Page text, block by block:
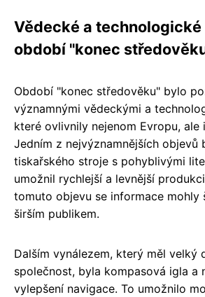
Vědecké a
období "konec
Období "konec středověku" bylo
významnými vědeckými a
které ovlivnily nejenom Evropu, ale
Jedním z nejvýznamnějších objevů
tiskařského stroje s pohyblivými
umožnil rychlejší a levnější
tomuto objevu se informace mohly
širším publikem.
Dalším vynálezem, který měl velký
společnost, byla kompasová igla a
vylepšení navigace. To umožnilo